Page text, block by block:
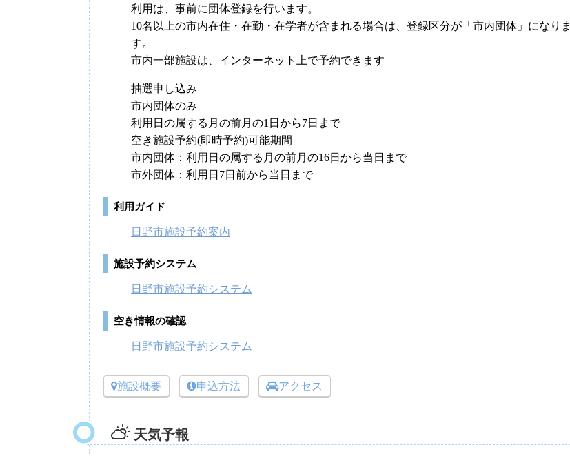
利用は、事前に団体登録を行います。
10名以上の市内在住・在勤・在学者が含まれる場合は、登録区分が「市内団体」になりま
す。
市内一部施設は、インターネット上で予約できます
抽選申し込み
市内団体のみ
利用日の属する月の前月の1日から7日まで
空き施設予約(即時予約)可能期間
市内団体：利用日の属する月の前月の16日から当日まで
市外団体：利用日7日前から当日まで
利用ガイド
日野市施設予約案内
施設予約システム
日野市施設予約システム
空き情報の確認
日野市施設予約システム
施設概要 申込方法 アクセス
天気予報